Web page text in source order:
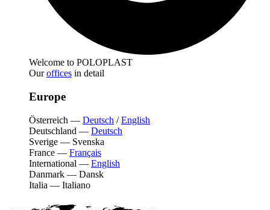
Welcome to POLOPLAST
Ouroffices in detail
Europe
Österreich — Deutsch /English
Deutschland — Deutsch
Sverige — Svenska
France — Français
International — English
Danmark — Dansk
Italia — Italiano